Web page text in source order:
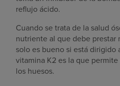
reflujo ácido.
Cuando se trata de la salud
nutriente al que debe prestar
solo es bueno si está dirigido
vitamina K2 es la que
los huesos.